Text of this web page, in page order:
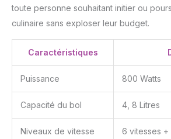
de
déguster de
steaks
FACILES : 6
faciles à
fonction
répondre à
besoins de
CONTENU :
pâtissier
toute personne souhaitant initier ou
culinaire sans exploser leur budget.
Caractéristiques
Puissance 800 Watts
Capacité du bol 4, 8 Litres
Niveaux de vitesse 6 vitesses +